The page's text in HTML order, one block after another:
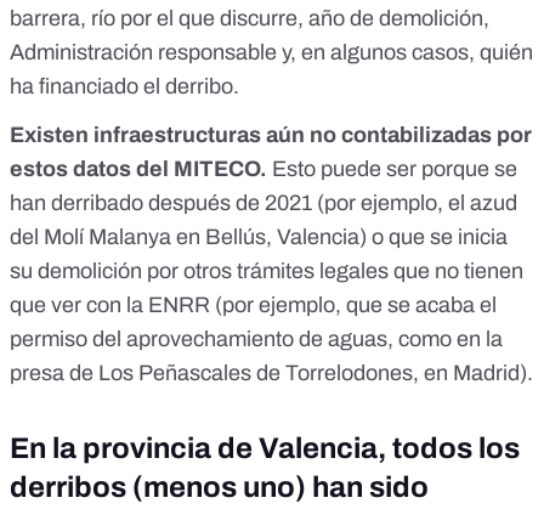
barrera, río por el que discurre, año de demolición,
Administración responsable y, en algunos casos, quién
ha financiado el derribo.
Existen infraestructuras aún no contabilizadas por
estos datos del MITECO. Esto puede ser porque se
han derribado después de 2021 (por ejemplo, el azud
del Molí Malanya en Bellús, Valencia) o que se inicia
su demolición por otros trámites legales que no tienen
que ver con la ENRR (por ejemplo, que se acaba el
permiso del aprovechamiento de aguas, como en la
presa de Los Peñascales de Torrelodones, en Madrid).
En la provincia de Valencia, todos los
derribos (menos uno) han sido